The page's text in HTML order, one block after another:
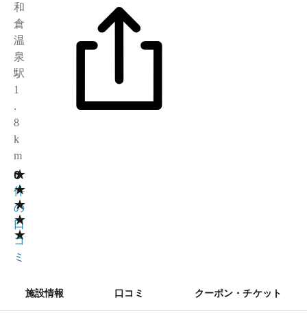
和
倉
温
泉
駅
1
.
8
k
m
★
★
★
★
★
0
0
件
の
口
コ
ミ
施設情報 口コミ クーポン・チケット